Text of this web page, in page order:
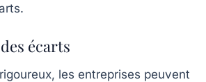
écarts
les entreprises peuvent